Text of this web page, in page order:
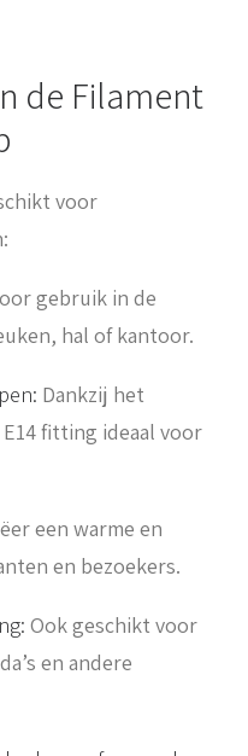
de Filament
voor
gebruik in de
hal of kantoor.
Dankzij het
fitting ideaal voor
een warme en
en bezoekers.
Ook geschikt voor
en andere